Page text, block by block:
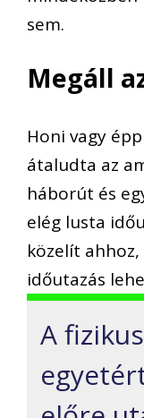
sem.
Megáll
Honi vagy
átaludta az
háborút és
elég lusta
közelít
időutazás
A